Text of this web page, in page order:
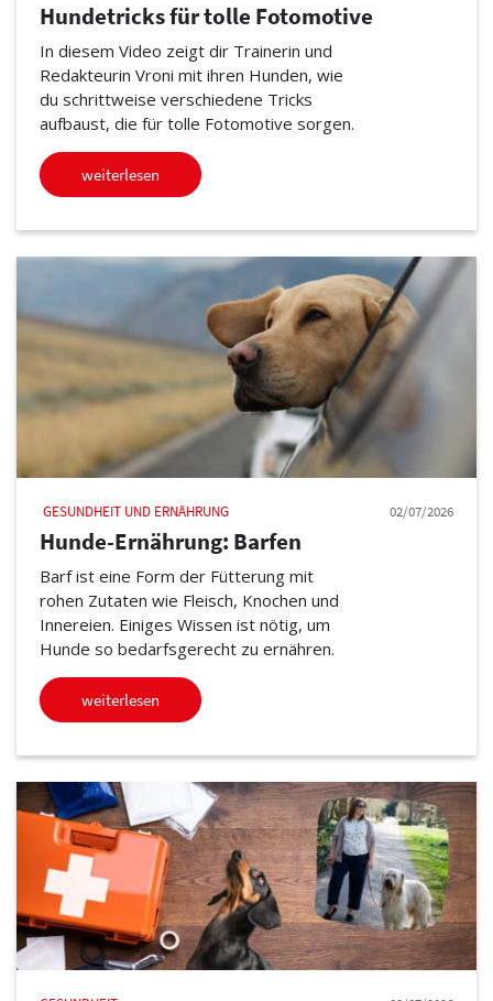
Hundetricks für tolle Fotomotive
In diesem Video zeigt dir Trainerin und
Redakteurin Vroni mit ihren Hunden, wie
du schrittweise verschiedene Tricks
aufbaust, die für tolle Fotomotive sorgen.
weiterlesen
GESUNDHEIT UND ERNÄHRUNG 02/07/2026
Hunde-Ernährung: Barfen
Barf ist eine Form der Fütterung mit
rohen Zutaten wie Fleisch, Knochen und
Innereien. Einiges Wissen ist nötig, um
Hunde so bedarfsgerecht zu ernähren.
weiterlesen